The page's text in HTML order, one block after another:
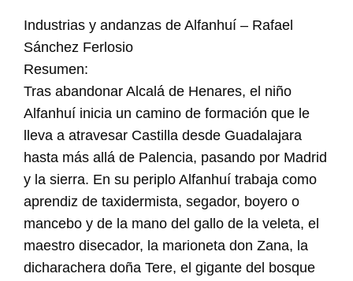
Industrias y andanzas de Alfanhuí – Rafael
Sánchez Ferlosio
Resumen:
Tras abandonar Alcalá de Henares, el niño
Alfanhuí inicia un camino de formación que le
lleva a atravesar Castilla desde Guadalajara
hasta más allá de Palencia, pasando por Madrid
y la sierra. En su periplo Alfanhuí trabaja como
aprendiz de taxidermista, segador, boyero o
mancebo y de la mano del gallo de la veleta, el
maestro disecador, la marioneta don Zana, la
dicharachera doña Tere, el gigante del bosque